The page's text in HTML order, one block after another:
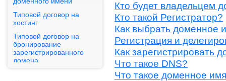
Типовой договор на
хостинг
Типовой договор на
бронирование
зарегистрированного
домена
PAYNET
GM Uzbekistan
HAMKORBANK
Omad lotto
Кто будет владельцем
Кто такой Регистратор?
Как выбрать доменное
Регистрация и
Как зарегистрировать
Что такое DNS?
Что такое доменное